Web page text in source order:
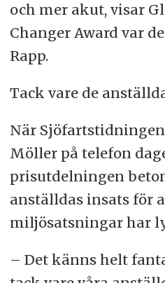
och mer akut, visar
Changer Award var
Rapp.
Tack vare de
När
Möller på telefon
prisutdelningen
anställdas insats för
miljösatsningar har
– Det känns helt